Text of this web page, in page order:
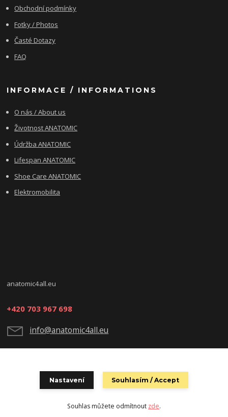
Obchodní podmínky
Fotky / Photos
Časté Dotazy
FAQ
INFORMACE / INFORMATIONS
O nás / About us
Životnost ANATOMIC
Údržba ANATOMIC
Lifespan ANATOMIC
Shoe Care ANATOMIC
Elektromobilita
anatomic4all.eu
+420 703 967 698
info@anatomic4all.eu
Vytvořeno na Eshop-rychle.cz
Nastavení Souhlasím / Accept
Souhlas můžete odmítnout zde.